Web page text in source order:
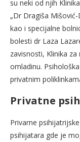
su neki od njih
„Dr Dragiša
kao i specijalne
bolesti dr Laza
zavisnosti, Klinika
omladinu.
privatnim
Privatne
Privarne
psihijatara gde je